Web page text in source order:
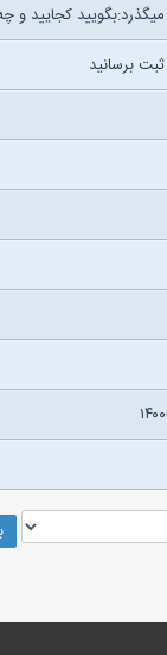
کجایید و
برسانید